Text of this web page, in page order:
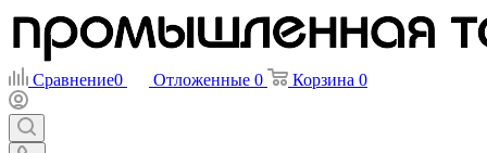
Сравнение0 Отложенные 0 Корзина 0